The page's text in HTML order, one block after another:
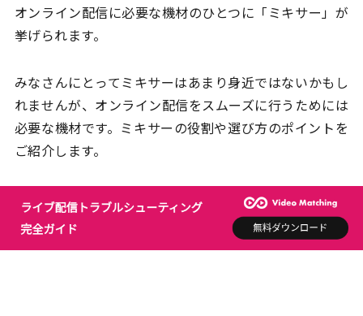
オンライン配信に必要な機材のひとつに「ミキサー」が
挙げられます。
みなさんにとってミキサーはあまり身近ではないかもし
れませんが、オンライン配信をスムーズに行うためには
必要な機材です。ミキサーの役割や選び方のポイントを
ご紹介します。